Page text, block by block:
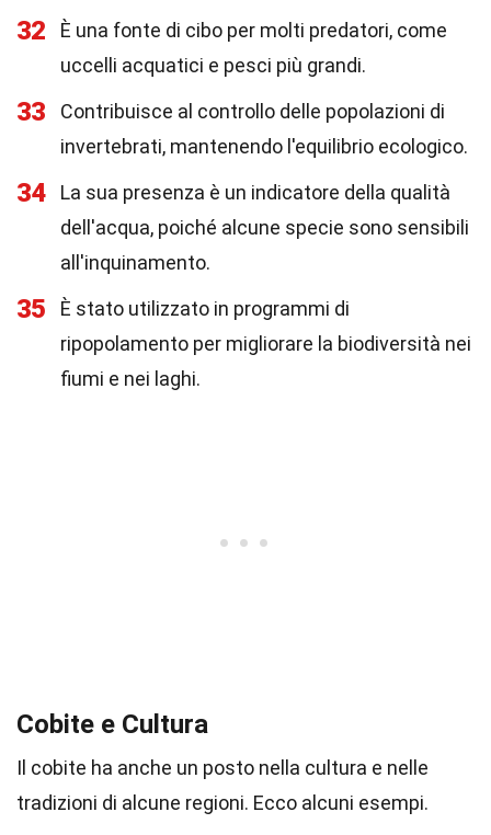
32
È una fonte di cibo per molti predatori, come
uccelli acquatici e pesci più grandi.
33
Contribuisce al controllo delle popolazioni di
invertebrati, mantenendo l'equilibrio ecologico.
34
La sua presenza è un indicatore della qualità
dell'acqua, poiché alcune specie sono sensibili
all'inquinamento.
35
È stato utilizzato in programmi di
ripopolamento per migliorare la biodiversità nei
fiumi e nei laghi.
Cobite e Cultura
Il cobite ha anche un posto nella cultura e nelle
tradizioni di alcune regioni. Ecco alcuni esempi.